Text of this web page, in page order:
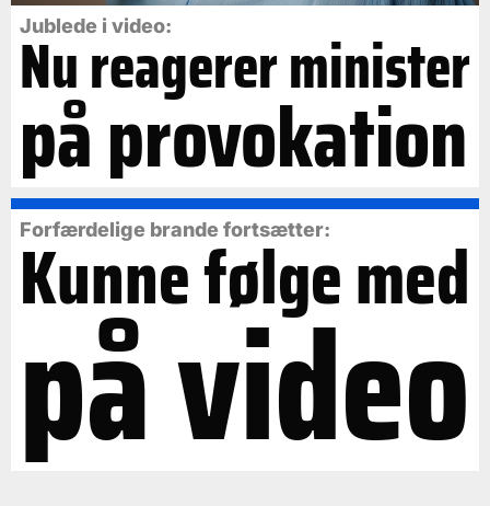
Jublede i video:
Nu reagerer minister
på provokation
Forfærdelige brande fortsætter:
Kunne følge med
på video